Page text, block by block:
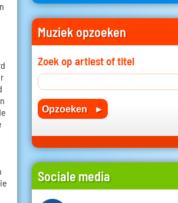
Muziek opzoeken
Zoek op artiest of titel
Sociale media